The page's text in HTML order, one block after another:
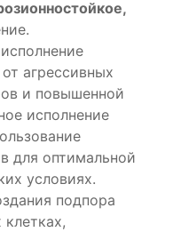
агрессивных
и повышенной
исполнение
для оптимальной
условиях.
подпора